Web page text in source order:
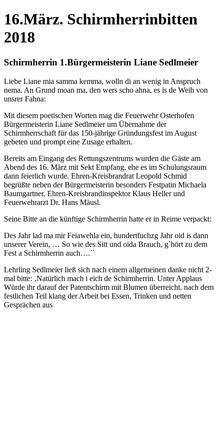
16.März. Schirmherrinbitten
2018
Schirmherrin 1.Bürgermeisterin Liane Sedlmeier
Liebe Liane mia samma kemma, wolln di an wenig in Anspruch
nema. An Grund moan ma, den wers scho ahna, es is de Weih von
unsrer Fahna:
Mit diesem poetischen Worten mag die Feuerwehr Osterhofen
Bürgermeisterin Liane Sedlmeier um Übernahme der
Schirmherrschaft für das 150-jährige Gründungsfest im August
gebeten und prompt eine Zusage erhalten.
Bereits am Eingang des Rettungszentrums wurden die Gäste am
Abend des 16. März mit Sekt Empfang, ehe es im Schulungsraum
dann feierlich wurde. Ehren-Kreisbrandrat Leopold Schmid
begrüßte neben der Bürgermeisterin besonders Festpatin Michaela
Baumgartner, Ehren-Kreisbrandinspektor Klaus Heller und
Feuerwehrarzt Dr. Hans Mäusl.
Seine Bitte an die künftige Schirmherrin hatte er in Reime verpackt:
Des Jahr lad ma mir Feiawehla ein, hundertfuchzg Jahr oid is dann
unserer Verein, … So wie des Sitt und oida Brauch, g`hört zu dem
Fest a Schirmherrin auch….``
Lehrling Sedlmeier ließ sich nach einem allgemeinen danke nicht 2-
mal bitte: ‚Natürlich mach i eich de Schirmherrin. Unter Applaus
Würde ihr darauf der Patentschirm mit Blumen überreicht. nach dem
festlichen Teil klang der Arbeit bei Essen, Trinken und netten
Gesprächen aus